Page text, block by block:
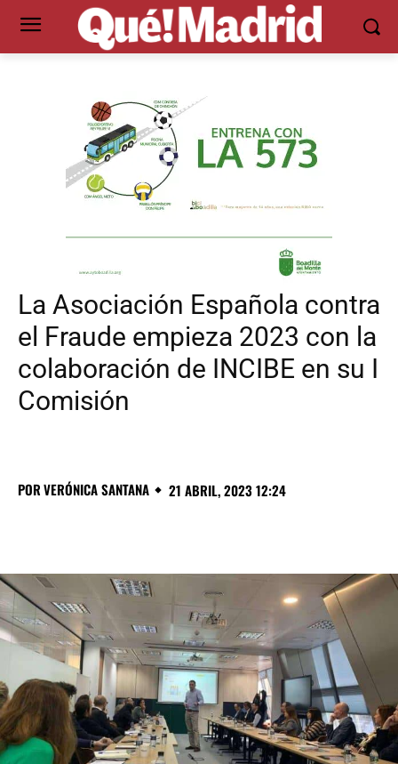
La Asociación Española contra
el Fraude empieza 2023 con la
colaboración de INCIBE en su I
Comisión
PORVERÓNICA SANTANA 21 ABRIL, 2023 12:24